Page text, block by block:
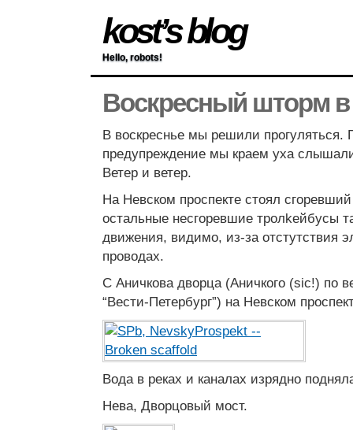
kost’s blog
Hello, robots!
Воскресный шторм в
В воскреснье мы решили прогуляться.
предупреждение мы краем уха
Ветер и ветер.
На Невском проспекте стоял
остальные несгоревшие тролkейбусы
движения, видимо, из-за отстутствия
проводах.
С Аничкова дворца (Аничкого (sic!) по
“Вести-Петербург”) на Невском
Вода в реках и каналах изрядно
Нева, Дворцовый мост.